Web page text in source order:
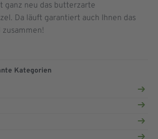
ganz neu das butterzarte
Da läuft garantiert auch Ihnen das
zusammen!
Kategorien